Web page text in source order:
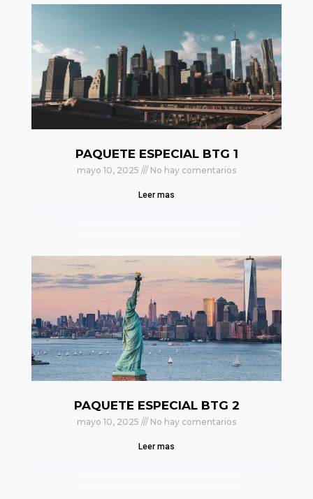
PAQUETE ESPECIAL BTG 1
mayo 10, 2025 No hay comentarios
Leer mas
PAQUETE ESPECIAL BTG 2
mayo 10, 2025 No hay comentarios
Leer mas